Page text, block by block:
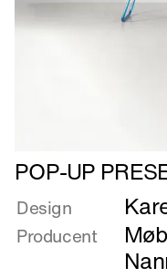
Læs
mere
om
POP-
UP
POP-UP
Design
Producent